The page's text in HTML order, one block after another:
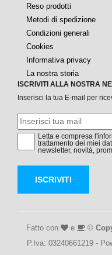
Reso prodotti
Metodi di spedizione
Condizioni generali
Cookies
Informativa privacy
La nostra storia
ISCRIVITI ALLA NOSTRA
Inserisci la tua E-mail per
Letta e compresa
trattamento dei miei
newsletter, novità,
ISCRIVITI
Fatto con e ©
P.Iva: 03240661219 -